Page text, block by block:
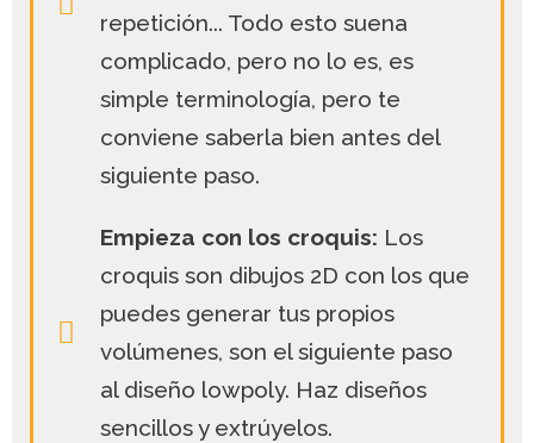
repetición... Todo esto suena
complicado, pero no lo es, es
simple terminología, pero te
conviene saberla bien antes del
siguiente paso.
Empieza con los croquis: Los
croquis son dibujos 2D con los que
puedes generar tus propios
volúmenes, son el siguiente paso
al diseño lowpoly. Haz diseños
sencillos y extrúyelos.